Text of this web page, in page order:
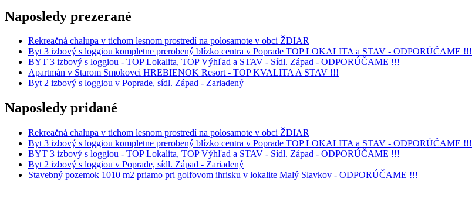
Naposledy prezerané
Rekreačná chalupa v tichom lesnom prostredí na polosamote v obci ŽDIAR
Byt 3 izbový s loggiou kompletne prerobený blízko centra v Poprade TOP LOKALITA a STAV - ODPORÚČAME !!!
BYT 3 izbový s loggiou - TOP Lokalita, TOP Výhľad a STAV - Sídl. Západ - ODPORÚČAME !!!
Apartmán v Starom Smokovci HREBIENOK Resort - TOP KVALITA A STAV !!!
Byt 2 izbový s loggiou v Poprade, sídl. Západ - Zariadený
Naposledy pridané
Rekreačná chalupa v tichom lesnom prostredí na polosamote v obci ŽDIAR
Byt 3 izbový s loggiou kompletne prerobený blízko centra v Poprade TOP LOKALITA a STAV - ODPORÚČAME !!!
BYT 3 izbový s loggiou - TOP Lokalita, TOP Výhľad a STAV - Sídl. Západ - ODPORÚČAME !!!
Byt 2 izbový s loggiou v Poprade, sídl. Západ - Zariadený
Stavebný pozemok 1010 m2 priamo pri golfovom ihrisku v lokalite Malý Slavkov - ODPORÚČAME !!!